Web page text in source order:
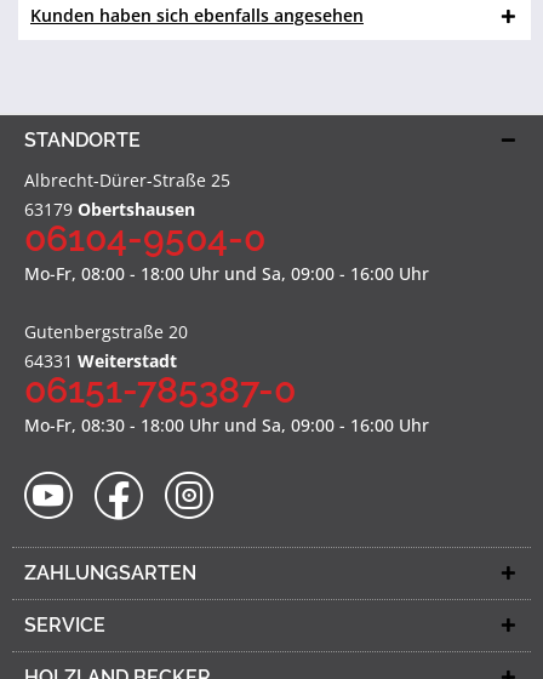
Kunden haben sich ebenfalls angesehen
STANDORTE
Albrecht-Dürer-Straße 25
63179 Obertshausen
06104-9504-0
Mo-Fr, 08:00 - 18:00 Uhr und Sa, 09:00 - 16:00 Uhr
Gutenbergstraße 20
64331 Weiterstadt
06151-785387-0
Mo-Fr, 08:30 - 18:00 Uhr und Sa, 09:00 - 16:00 Uhr
ZAHLUNGSARTEN
SERVICE